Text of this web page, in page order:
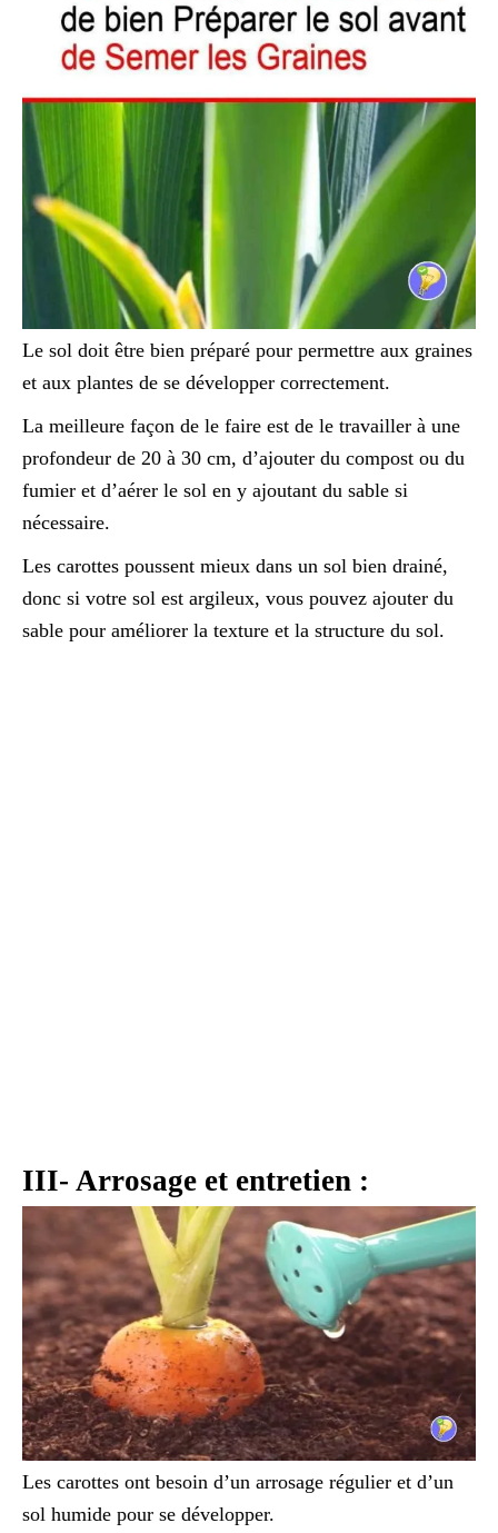
Le sol doit être bien préparé pour permettre aux graines
et aux plantes de se développer correctement.
La meilleure façon de le faire est de le travailler à une
profondeur de 20 à 30 cm, d’ajouter du compost ou du
fumier et d’aérer le sol en y ajoutant du sable si
nécessaire.
Les carottes poussent mieux dans un sol bien drainé,
donc si votre sol est argileux, vous pouvez ajouter du
sable pour améliorer la texture et la structure du sol.
III- Arrosage et entretien :
Les carottes ont besoin d’un arrosage régulier et d’un
sol humide pour se développer.